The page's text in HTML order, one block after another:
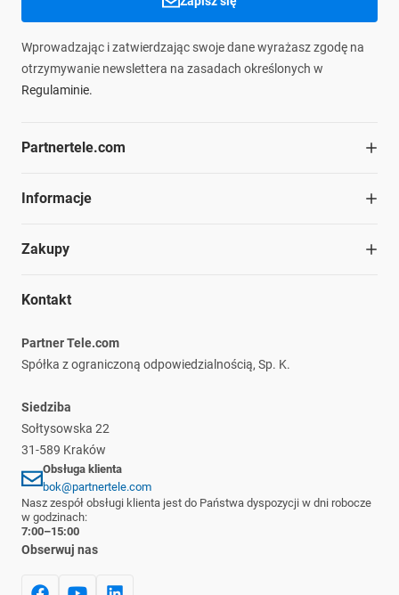
Wprowadzając i zatwierdzając swoje dane wyrażasz zgodę na
otrzymywanie newslettera na zasadach określonych w
Regulaminie.
Partnertele.com
O firmie
Struktura organizacyjna
Nasze marki
Informacje
Blog
Informacje prawne
Zakupy
Regulamin
Płatność i dostawa
Reklamacje i zwroty
Kontakt
Partner Tele.com
Spółka z ograniczoną odpowiedzialnością, Sp. K.
Siedziba
Sołtysowska 22
31-589 Kraków
Obsługa klienta
bok@partnertele.com
Nasz zespół obsługi klienta jest do Państwa dyspozycji w dni robocze
w godzinach:
7:00–15:00
Obserwuj nas